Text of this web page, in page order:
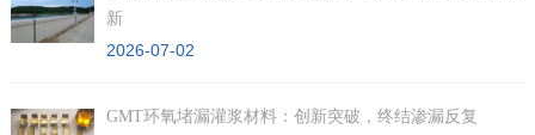
新
2026-07-02
GMT环氧堵漏灌浆材料：创新突破，终结渗漏反复